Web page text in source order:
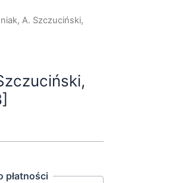
A. Szczuciński,
płatności